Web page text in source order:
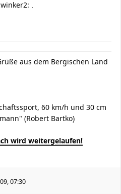
.
aus dem Bergischen Land
60 km/h und 30 cm
(Robert Bartko)
wird weitergelaufen!
07:30